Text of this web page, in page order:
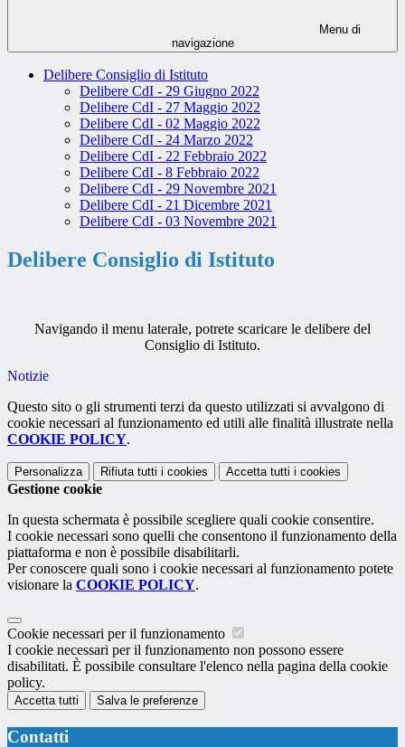
Menu di
navigazione
Delibere Consiglio di Istituto
Delibere CdI - 29 Giugno 2022
Delibere CdI - 27 Maggio 2022
Delibere CdI - 02 Maggio 2022
Delibere CdI - 24 Marzo 2022
Delibere CdI - 22 Febbraio 2022
Delibere CdI - 8 Febbraio 2022
Delibere CdI - 29 Novembre 2021
Delibere CdI - 21 Dicembre 2021
Delibere CdI - 03 Novembre 2021
Delibere Consiglio di Istituto
Navigando il menu laterale, potrete scaricare le delibere del
Consiglio di Istituto.
Notizie
Questo sito o gli strumenti terzi da questo utilizzati si avvalgono di
cookie necessari al funzionamento ed utili alle finalità illustrate nella
COOKIE POLICY.
Personalizza Rifiuta tutti i cookies Accetta tutti i cookies
Gestione cookie
In questa schermata è possibile scegliere quali cookie consentire.
I cookie necessari sono quelli che consentono il funzionamento della
piattaforma e non è possibile disabilitarli.
Per conoscere quali sono i cookie necessari al funzionamento potete
visionare la COOKIE POLICY.
Cookie necessari per il funzionamento
I cookie necessari per il funzionamento non possono essere
disabilitati. È possibile consultare l'elenco nella pagina della cookie
policy.
Accetta tutti Salva le preferenze
Contatti